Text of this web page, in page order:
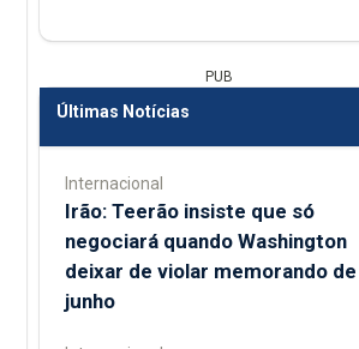
PUB
Últimas Notícias
Internacional
Irão: Teerão insiste que só
negociará quando Washington
deixar de violar memorando de
junho